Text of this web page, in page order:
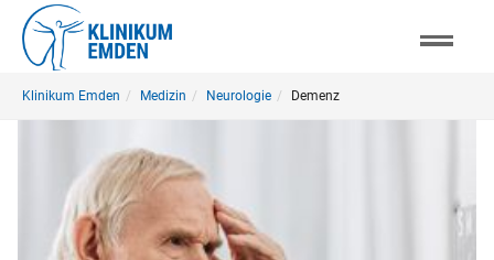
Skip
main
content
You
Klinikum Emden Medizin Neurologie Demenz